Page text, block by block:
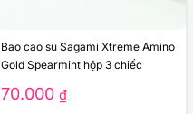
Bao cao su Sagami Xtreme Amino
Gold Spearmint hộp 3 chiếc
70.000 ₫